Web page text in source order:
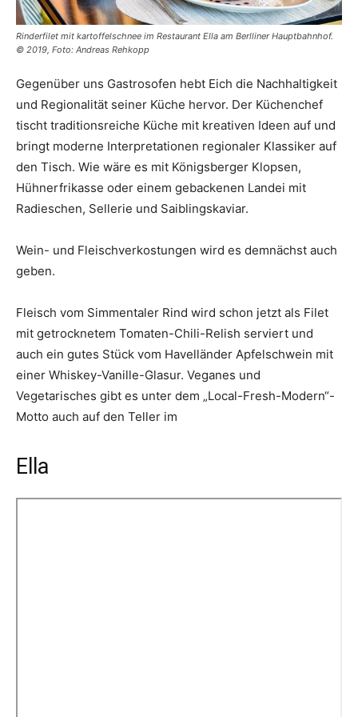
Rinderfilet mit kartoffelschnee im Restaurant Ella am Berlliner Hauptbahnhof.
© 2019, Foto: Andreas Rehkopp
Gegenüber uns Gastrosofen hebt Eich die Nachhaltigkeit
und Regionalität seiner Küche hervor. Der Küchenchef
tischt traditionsreiche Küche mit kreativen Ideen auf und
bringt moderne Interpretationen regionaler Klassiker auf
den Tisch. Wie wäre es mit Königsberger Klopsen,
Hühnerfrikasse oder einem gebackenen Landei mit
Radieschen, Sellerie und Saiblingskaviar.
Wein- und Fleischverkostungen wird es demnächst auch
geben.
Fleisch vom Simmentaler Rind wird schon jetzt als Filet
mit getrocknetem Tomaten-Chili-Relish serviert und
auch ein gutes Stück vom Havelländer Apfelschwein mit
einer Whiskey-Vanille-Glasur. Veganes und
Vegetarisches gibt es unter dem „Local-Fresh-Modern“-
Motto auch auf den Teller im
Ella